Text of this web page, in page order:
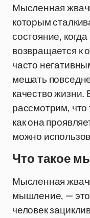
Мысленная
которым
состояние,
возвращается к
часто
мешать
качество жизни.
рассмотрим,
как она
можно
Что такое
Мысленная
мышление, — это
человек